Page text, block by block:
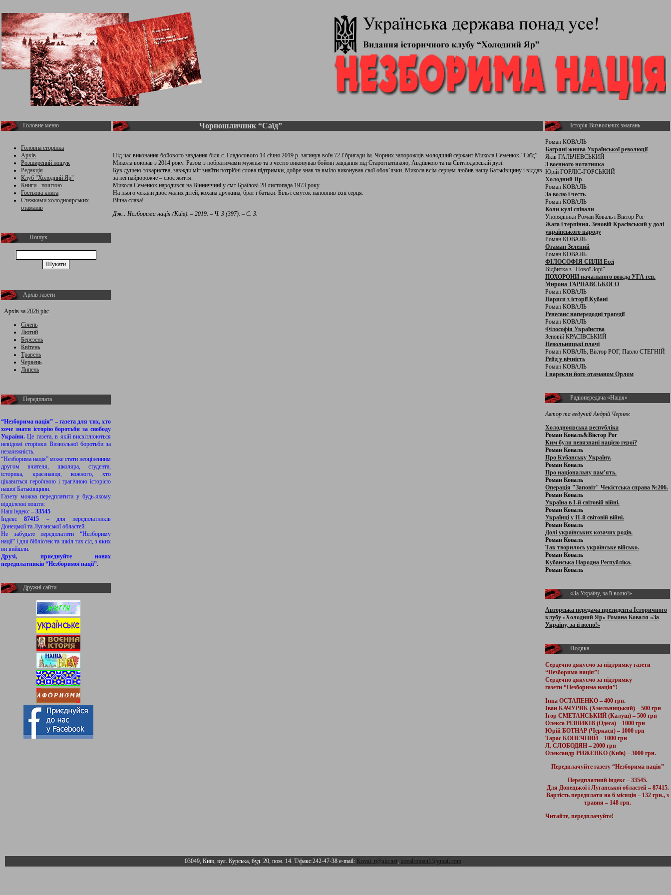
Головне меню
Головна сторінка
Архів
Розширений пошук
Редакція
Клуб "Холодний Яр"
Книги - поштою
Гостьова книга
Стежками холодноярських
отаманів
Пошук
Архів газети
Архів за 2026 рік:
Січень
Лютий
Березень
Квітень
Травень
Червень
Липень
Передплата
“Незборима нація” – газета для тих, хто
хоче знати історію боротьби за свободу
України.Це газета, в якій висвітлюються
невідомі сторінки Визвольної боротьби за
незалежність.
“Незборима нація” може стати неоціненним
другом вчителя, школяра, студента,
історика, краєзнавця, кожного, хто
цікавиться героїчною і трагічною історією
нашої Батьківщини.
Газету можна передплатити у будь-якому
відділенні пошти:
Наш індекс – 33545
Індекс87415 – для передплатників
Донецької та Луганської областей.
Не забудьте передплатити “Незбориму
нації” і для бібліотек та шкіл тих сіл, з яких
ви вийшли.
Друзі, приєднуйте нових
передплатників “Незборимої нації”.
Дружні сайти
Чорношличник “Саїд”
Під час виконання бойового завдання біля с. Гладосового 14 січня 2019 р. загинув воїн 72-ї бригади ім. Чорних запорожців молодший сержант Микола Семенюк­-“Саїд”.
Микола воював з 2014 року. Разом з побратимами мужньо та з честю виконував бойові завдання під Старогнатівкою, Авдіївкою та на Світлодарській дузі.
Був душею товариства, завжди міг знайти потрібні слова підтримки, добре знав та вміло виконував свої обов’язки. Микола всім серцем любив нашу Батьківщину і віддав
за неї найдорожче – своє життя.
Микола Семенюк народився на Вінниччині у смт Браїлові 28 листопада 1973 року.
На нього чекали двоє малих дітей, кохана дружина, брат і батьки. Біль і смуток наповнив їхні серця.
Вічна слава!
Дж.: Незборима нація (Київ). – 2019. – Ч. 3 (397). – С. 3.
Історія Визвольних змагань
Роман КОВАЛЬ
Багряні жнива Української революції
Яків ГАЛЬЧЕВСЬКИЙ
З воєнного нотатника
Юрій ГОРЛІС-ГОРСЬКИЙ
Холодний Яр
Роман КОВАЛЬ
За волю і честь
Роман КОВАЛЬ
Коли кулі співали
Упорядники Роман Коваль і Віктор Рог
Жага і терпіння. Зеновій Красівський у долі
українського народу
Роман КОВАЛЬ
Отаман Зелений
Роман КОВАЛЬ
ФІЛОСОФІЯ СИЛИ Есеї
Відбитка з "Нової Зорі"
ПОХОРОНИ начального вожда УГА ген.
Мирона ТАРНАВСЬКОГО
Роман КОВАЛЬ
Нариси з історії Кубані
Роман КОВАЛЬ
Ренесанс напередодні трагедії
Роман КОВАЛЬ
Філософія Українства
Зеновій КРАСІВСЬКИЙ
Невольницькі плачі
Роман КОВАЛЬ, Віктор РОГ, Павло СТЕГНІЙ
Рейд у вічність
Роман КОВАЛЬ
І нарекли його отаманом Орлом
Радіопередача «Нація»
Автор та ведучий Андрій Черняк
Холодноярська республіка
Роман Коваль&Віктор Рог
Ким були невизнані нацією герої?
Роман Коваль
Про Кубанську Україну.
Роман Коваль
Про національну пам’ять.
Роман Коваль
Операція "Заповіт" Чекістська справа №206.
Роман Коваль
Україна в І-й світовій війні.
Роман Коваль
Українці у ІІ-й світовій війні.
Роман Коваль
Долі українських козачих родів.
Роман Коваль
Так творилось українське військо.
Роман Коваль
Кубанська Народна Республіка.
Роман Коваль
«За Україну, за її волю!»
Авторська передача президента Історичного
клубу «Холодний Яр» Романа Коваля «За
Україну, за її волю!»
Подяка
Сердечно дякуємо за підтримку газети
“Незборима нація”!
Сердечно дякуємо за підтримку
газети “Незборима нація”!
Інна ОСТАПЕНКО – 400 грн.
Іван КАЧУРИК (Хмельницький) – 500 грн
Ігор СМЕТАНСЬКИЙ (Калуш) – 500 грн
Олекса РІЗНИКІВ (Одеса) – 1000 грн
Юрій БОТНАР (Черкаси) – 1000 грн
Тарас КОНЕЧНИЙ – 1000 грн
Л. СЛОБОДЯН – 2000 грн
Олександр РИЖЕНКО (Київ) – 3000 грн.
Передплачуйте газету “Незборима нація”
Передплатний індекс – 33545.
Для Донецької і Луганської областей – 87415.
Вартість передплати на 6 місяців – 132 грн., з
травня – 148 грн.
Читайте, передплачуйте!
03049, Київ, вул. Курська, буд. 20, пом. 14. Т/факс:242-47-38 e-mail: Koval_r@ukr.net, kovalroman1@gmail.com